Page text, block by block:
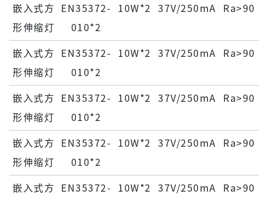
嵌⼊式⽅
形伸缩灯
EN35372-
010*2
10W*2 37V/250mA Ra>90
嵌⼊式⽅
形伸缩灯
EN35372-
010*2
10W*2 37V/250mA Ra>90
嵌⼊式⽅
形伸缩灯
EN35372-
010*2
10W*2 37V/250mA Ra>90
嵌⼊式⽅
形伸缩灯
EN35372-
010*2
10W*2 37V/250mA Ra>90
嵌⼊式⽅
EN35372-
10W*2 37V/250mA Ra>90